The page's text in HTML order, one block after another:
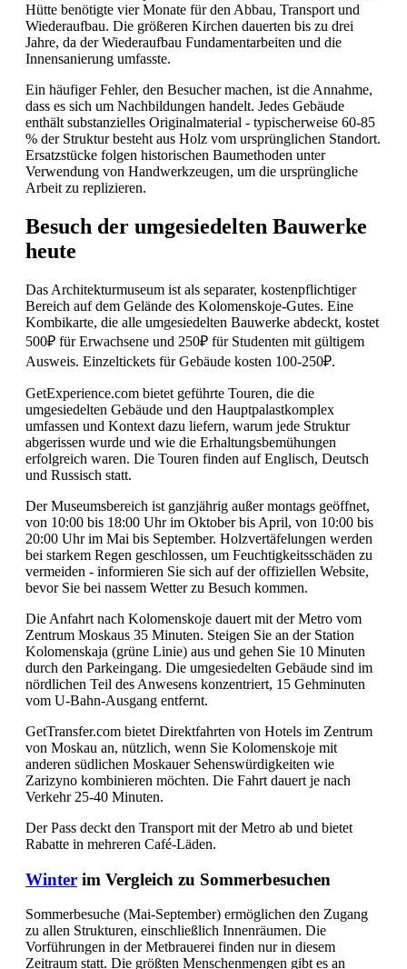
Hütte benötigte vier Monate für den Abbau, Transport und
Wiederaufbau. Die größeren Kirchen dauerten bis zu drei
Jahre, da der Wiederaufbau Fundamentarbeiten und die
Innensanierung umfasste.
Ein häufiger Fehler, den Besucher machen, ist die Annahme,
dass es sich um Nachbildungen handelt. Jedes Gebäude
enthält substanzielles Originalmaterial - typischerweise 60-85
% der Struktur besteht aus Holz vom ursprünglichen Standort.
Ersatzstücke folgen historischen Baumethoden unter
Verwendung von Handwerkzeugen, um die ursprüngliche
Arbeit zu replizieren.
Besuch der umgesiedelten Bauwerke
heute
Das Architekturmuseum ist als separater, kostenpflichtiger
Bereich auf dem Gelände des Kolomenskoje-Gutes. Eine
Kombikarte, die alle umgesiedelten Bauwerke abdeckt, kostet
500₽ für Erwachsene und 250₽ für Studenten mit gültigem
Ausweis. Einzeltickets für Gebäude kosten 100-250₽.
GetExperience.com bietet geführte Touren, die die
umgesiedelten Gebäude und den Hauptpalastkomplex
umfassen und Kontext dazu liefern, warum jede Struktur
abgerissen wurde und wie die Erhaltungsbemühungen
erfolgreich waren. Die Touren finden auf Englisch, Deutsch
und Russisch statt.
Der Museumsbereich ist ganzjährig außer montags geöffnet,
von 10:00 bis 18:00 Uhr im Oktober bis April, von 10:00 bis
20:00 Uhr im Mai bis September. Holzvertäfelungen werden
bei starkem Regen geschlossen, um Feuchtigkeitsschäden zu
vermeiden - informieren Sie sich auf der offiziellen Website,
bevor Sie bei nassem Wetter zu Besuch kommen.
Die Anfahrt nach Kolomenskoje dauert mit der Metro vom
Zentrum Moskaus 35 Minuten. Steigen Sie an der Station
Kolomenskaja (grüne Linie) aus und gehen Sie 10 Minuten
durch den Parkeingang. Die umgesiedelten Gebäude sind im
nördlichen Teil des Anwesens konzentriert, 15 Gehminuten
vom U-Bahn-Ausgang entfernt.
GetTransfer.com bietet Direktfahrten von Hotels im Zentrum
von Moskau an, nützlich, wenn Sie Kolomenskoje mit
anderen südlichen Moskauer Sehenswürdigkeiten wie
Zarizyno kombinieren möchten. Die Fahrt dauert je nach
Verkehr 25-40 Minuten.
Der Pass deckt den Transport mit der Metro ab und bietet
Rabatte in mehreren Café-Läden.
Winter im Vergleich zu Sommerbesuchen
Sommerbesuche (Mai-September) ermöglichen den Zugang
zu allen Strukturen, einschließlich Innenräumen. Die
Vorführungen in der Metbrauerei finden nur in diesem
Zeitraum statt. Die größten Menschenmengen gibt es an